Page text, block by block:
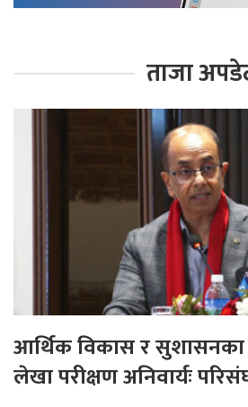
ताजा
आर्थिक विकास र सुशासनका
लेखा परीक्षण अनिवार्यः